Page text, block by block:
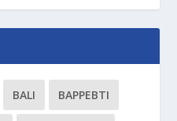
BALI BAPPEBTI